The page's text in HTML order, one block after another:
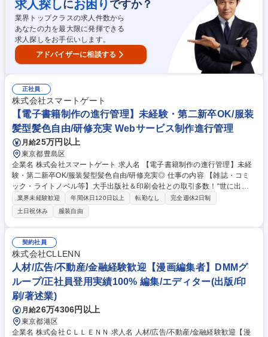
合う経験がそのまま活きます【制作進行】案件を滞りなく前に進める進行
管理の中核。段取りや管理が得意な方に◎【編集】Web制作・HTML/CS
S・DTP・Adobe(Photoshop/Illustrator/InDesign)経験を活かせます 募集
職種 未経験可！第二新卒歓迎【総合職】制作/進行管理/営業(文学・ラノ
ベ・実用書等)
求人探しにお困り ですか？
業界トップクラスの求人件数から
あなたの力を最大限に発揮できる
求人探しをお手伝いします。
アドバイザーに相談する
正社員
株式会社スマートゲート
【電子書籍制作の進行管理】未経験・第二新卒OK/服装
髪型髪色自由/研修充実 Webサービス制作進行管理
月給25万円以上
東京都豊島区
企業名 株式会社スマートゲート 求人名 【電子書籍制作の進行管理】未経
験・第二新卒OK/服装髪型髪色自由/研修充実◎ 仕事の内容 【雑誌・コミ
ック・ライトノベル等】大手出版社＆印刷会社との取引多数！“世に出る
前”の電子書籍制作のアシスタント～進行管理をお任せ。マニュアル完
備・研修体制充実のため、一から経験を積んでいただけます。 ◆電子書籍
データのチェック（PDF・EPUB）◆入稿データの準備サポート ◆制作の
進行管理◆電子書籍ファイルの作成・電子書店への入稿 ※上記業務の中か
ら、適性を考慮してお任せします！ 漫画や小説などの情報をいち早くキャ
ッチできることや、手掛けた書籍がオンライン書店に並んだときの喜びが
働く醍醐味です！ 募集職種 【電子書籍制作の進行管理】未経験・第二新
卒OK/服装髪型髪色自由/研修充実◎
業界未経験歓迎 年間休日120日以上 転勤なし
完全週休2日制
土日祝休み
服装自由
契約社員
株式会社CLLENN
人材/広告/不動産/金融経験歓迎【漫画編集者】DMMグ
ループ/正社員登用実績100% 編集/エディター(出版/印
刷/著述業)
月給26万4306円以上
東京都港区
企業名 株式会社ＣＬＬＥＮＮ 求人名 人材/広告/不動産/金融経験歓迎【漫